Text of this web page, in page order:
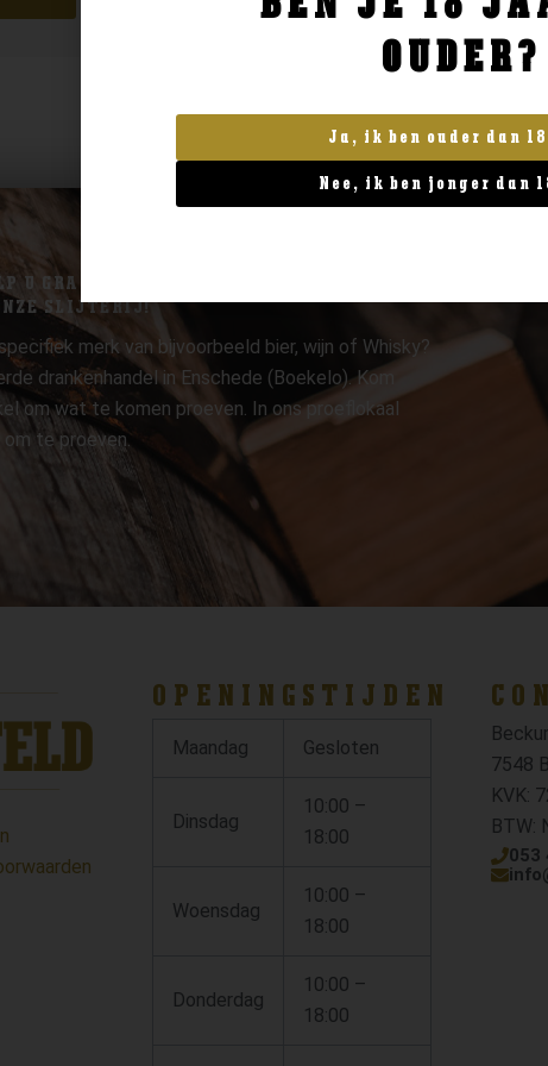
U GRAAG.
SLIJTERIJ!
merk van bijvoorbeeld bier, wijn of Whisky?
drankenhandel in Enschede (Boekelo). Kom
om wat te komen proeven. In ons proeflokaal
te proeven.
OPENINGSTIJDEN
Maandag Gesloten
Dinsdag
10:00 –
18:00
Woensdag
10:00 –
18:00
Donderdag
10:00 –
18:00
7548
KVK:
BTW:
053
OUDER?
Ja, ik ben ouder dan
Nee, ik ben jonger dan